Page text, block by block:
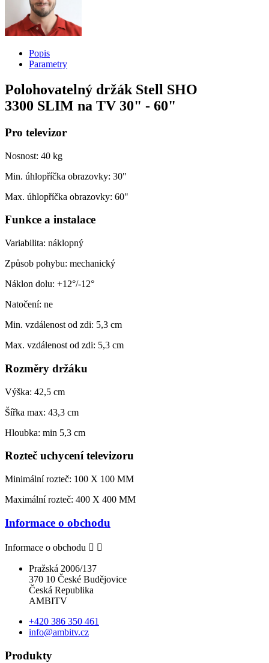
Popis
Parametry
Polohovatelný držák Stell SHO
3300 SLIM na TV 30" - 60"
Pro televizor
Nosnost: 40 kg
Min. úhlopříčka obrazovky: 30"
Max. úhlopříčka obrazovky: 60"
Funkce a instalace
Variabilita: náklopný
Způsob pohybu: mechanický
Náklon dolu: +12°/-12°
Natočení: ne
Min. vzdálenost od zdi: 5,3 cm
Max. vzdálenost od zdi: 5,3 cm
Rozměry držáku
Výška: 42,5 cm
Šířka max: 43,3 cm
Hloubka: min 5,3 cm
Rozteč uchycení televizoru
Minimální rozteč: 100 X 100 MM
Maximální rozteč: 400 X 400 MM
Informace o obchodu
Informace o obchodu  
Pražská 2006/137
370 10 České Budějovice
Česká Republika
AMBITV
+420 386 350 461
info@ambitv.cz
Produkty